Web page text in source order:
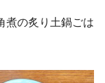
煮の炙り土鍋ごは